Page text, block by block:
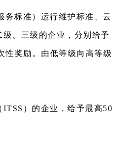
务标准）运行维护标准、云
、三级的企业，分别给予
性奖励。由低等级向高等级
）的企业，给予最高50